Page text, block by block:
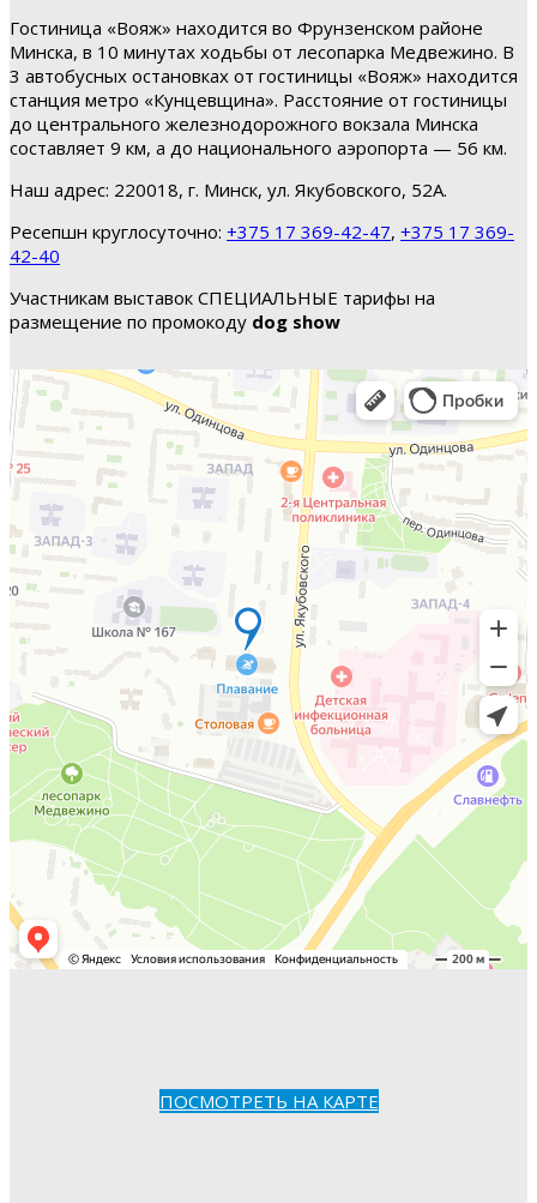
Гостиница «Вояж» находится во Фрунзенском районе
Минска, в 10 минутах ходьбы от лесопарка Медвежино. В
3 автобусных остановках от гостиницы «Вояж» находится
станция метро «Кунцевщина». Расстояние от гостиницы
до центрального железнодорожного вокзала Минска
составляет 9 км, а до национального аэропорта — 56 км.
Наш адрес: 220018, г. Минск, ул. Якубовского, 52А.
Ресепшн круглосуточно: +375 17 369-42-47, +375 17 369-
42-40
Участникам выставок СПЕЦИАЛЬНЫЕ тарифы на
размещение по промокоду dog show
ПОСМОТРЕТЬ НА КАРТЕ